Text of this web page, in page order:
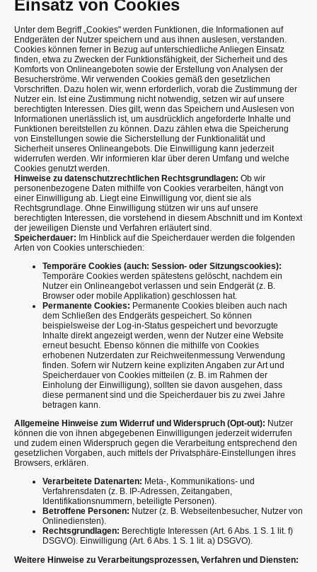
Einsatz von Cookies
Unter dem Begriff „Cookies" werden Funktionen, die Informationen auf
Endgeräten der Nutzer speichern und aus ihnen auslesen, verstanden.
Cookies können ferner in Bezug auf unterschiedliche Anliegen Einsatz
finden, etwa zu Zwecken der Funktionsfähigkeit, der Sicherheit und des
Komforts von Onlineangeboten sowie der Erstellung von Analysen der
Besucherströme. Wir verwenden Cookies gemäß den gesetzlichen
Vorschriften. Dazu holen wir, wenn erforderlich, vorab die Zustimmung der
Nutzer ein. Ist eine Zustimmung nicht notwendig, setzen wir auf unsere
berechtigten Interessen. Dies gilt, wenn das Speichern und Auslesen von
Informationen unerlässlich ist, um ausdrücklich angeforderte Inhalte und
Funktionen bereitstellen zu können. Dazu zählen etwa die Speicherung
von Einstellungen sowie die Sicherstellung der Funktionalität und
Sicherheit unseres Onlineangebots. Die Einwilligung kann jederzeit
widerrufen werden. Wir informieren klar über deren Umfang und welche
Cookies genutzt werden.
Hinweise zu datenschutzrechtlichen Rechtsgrundlagen: Ob wir
personenbezogene Daten mithilfe von Cookies verarbeiten, hängt von
einer Einwilligung ab. Liegt eine Einwilligung vor, dient sie als
Rechtsgrundlage. Ohne Einwilligung stützen wir uns auf unsere
berechtigten Interessen, die vorstehend in diesem Abschnitt und im Kontext
der jeweiligen Dienste und Verfahren erläutert sind.
Speicherdauer: Im Hinblick auf die Speicherdauer werden die folgenden
Arten von Cookies unterschieden:
Temporäre Cookies (auch: Session- oder Sitzungscookies):
Temporäre Cookies werden spätestens gelöscht, nachdem ein
Nutzer ein Onlineangebot verlassen und sein Endgerät (z. B.
Browser oder mobile Applikation) geschlossen hat.
Permanente Cookies: Permanente Cookies bleiben auch nach
dem Schließen des Endgeräts gespeichert. So können
beispielsweise der Log-in-Status gespeichert und bevorzugte
Inhalte direkt angezeigt werden, wenn der Nutzer eine Website
erneut besucht. Ebenso können die mithilfe von Cookies
erhobenen Nutzerdaten zur Reichweitenmessung Verwendung
finden. Sofern wir Nutzern keine expliziten Angaben zur Art und
Speicherdauer von Cookies mitteilen (z. B. im Rahmen der
Einholung der Einwilligung), sollten sie davon ausgehen, dass
diese permanent sind und die Speicherdauer bis zu zwei Jahre
betragen kann.
Allgemeine Hinweise zum Widerruf und Widerspruch (Opt-out): Nutzer
können die von ihnen abgegebenen Einwilligungen jederzeit widerrufen
und zudem einen Widerspruch gegen die Verarbeitung entsprechend den
gesetzlichen Vorgaben, auch mittels der Privatsphäre-Einstellungen ihres
Browsers, erklären.
Verarbeitete Datenarten: Meta-, Kommunikations- und
Verfahrensdaten (z. B. IP-Adressen, Zeitangaben,
Identifikationsnummern, beteiligte Personen).
Betroffene Personen: Nutzer (z. B. Webseitenbesucher, Nutzer von
Onlinediensten).
Rechtsgrundlagen: Berechtigte Interessen (Art. 6 Abs. 1 S. 1 lit. f)
DSGVO). Einwilligung (Art. 6 Abs. 1 S. 1 lit. a) DSGVO).
Weitere Hinweise zu Verarbeitungsprozessen, Verfahren und Diensten: